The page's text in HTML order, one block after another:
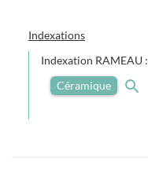
Indexations
Indexation RAMEAU :
Céramique